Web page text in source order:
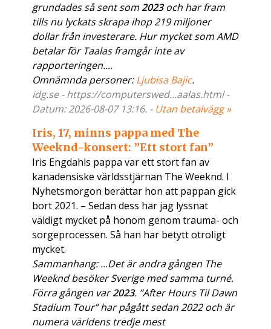
grundades så sent som2023och har fram
tills nu lyckats skrapa ihop 219 miljoner
dollar från investerare. Hur mycket som AMD
betalar för Taalas framgår inte av
rapporteringen....
Omnämnda personer:Ljubisa Bajic.
idg.se - https://computerswed...aalas.html -
Datum: 2026-08-07 13:16. - Utan betalvägg »
Iris, 17, minns pappa med The
Weeknd-konsert: ”Ett stort fan”
Iris Engdahls pappa var ett stort fan av
kanadensiske världsstjärnan The Weeknd. I
Nyhetsmorgon berättar hon att pappan gick
bort 2021. – Sedan dess har jag lyssnat
väldigt mycket på honom genom trauma- och
sorgeprocessen. Så han har betytt otroligt
mycket.
Sammanhang: ...Det är andra gången The
Weeknd besöker Sverige med samma turné.
Förra gången var2023. ”After Hours Til Dawn
Stadium Tour” har pågått sedan 2022 och är
numera världens tredje mest